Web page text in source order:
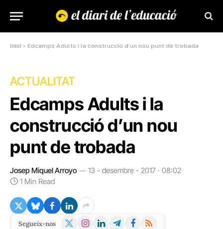
Inici » Edcamps Adults i la construcció d’un nou punt de trobada
ACTUALITAT
Edcamps Adults i la
construcció d’un nou
punt de trobada
Josep Miquel Arroyo
13 - desembre - 2017 · 08:02
1 Min Read
Segueix-nos
X
Instagram
LinkedInTelegramFacebook
RSS